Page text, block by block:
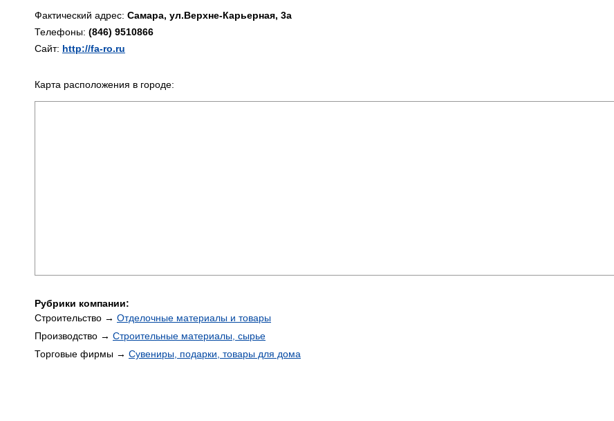
Фактический адрес: Самара, ул.Верхне-Карьерная, 3а
Телефоны: (846) 9510866
Сайт: http://fa-ro.ru
Карта расположения в городе:
Рубрики компании:
Строительство → Отделочные материалы и товары
Производство → Строительные материалы, сырье
Торговые фирмы → Сувениры, подарки, товары для дома